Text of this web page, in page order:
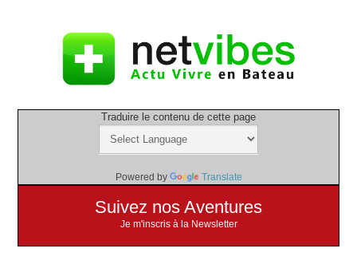
Traduire le contenu de cette page
Powered by Translate
Suivez nos Aventures
Je m'inscris à la Newsletter